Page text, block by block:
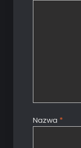
Nazwa *